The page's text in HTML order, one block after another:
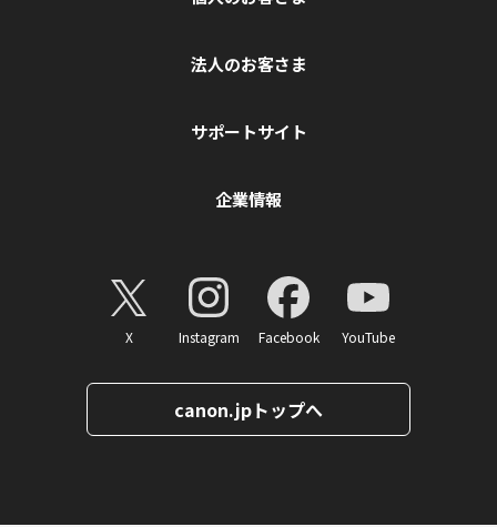
法人のお客さま
サポートサイト
企業情報
X Instagram Facebook YouTube
canon.jpトップへ